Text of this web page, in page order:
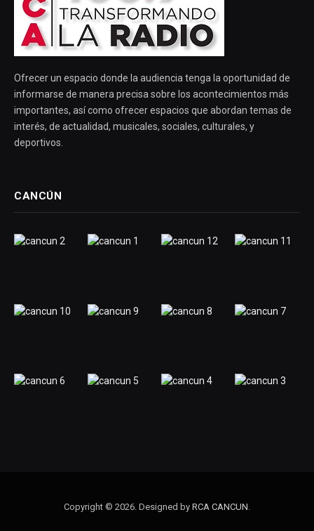
Ofrecer un espacio donde la audiencia tenga la oportunidad de
informarse de manera precisa sobre los acontecimientos más
importantes, así como ofrecer espacios que abordan temas de
interés, de actualidad, musicales, sociales, culturales, y
deportivos.
CANCÚN
Copyright © 2026. Designed by RCA CANCUN.